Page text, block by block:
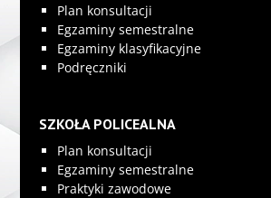
Plan konsultacji
Egzaminy semestralne
Egzaminy klasyfikacyjne
Podręczniki
SZKOŁA POLICEALNA
Plan konsultacji
Egzaminy semestralne
Praktyki zawodowe